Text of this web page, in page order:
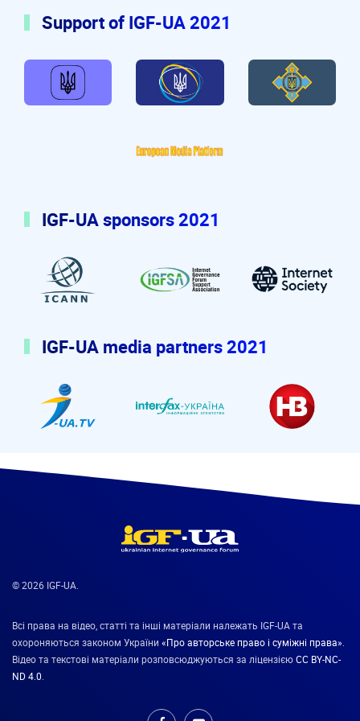
Support of IGF-UA 2021
Міністерство та Комітет цифрової
National Commission
IGF-UA sponsors 2021
Internet Corporation for Assigned Names
IGF Supporting
IGF-UA media partners 2021
Інтерфакс-Україна
© 2026 IGF-UA.
Всі права на відео, статті та інші матеріали належать IGF-UA та
охороняються законом України «Про авторське право і суміжні права»
Відео та текстові матеріали розповсюджуються за ліцензієюCC BY-NC-
ND 4.0